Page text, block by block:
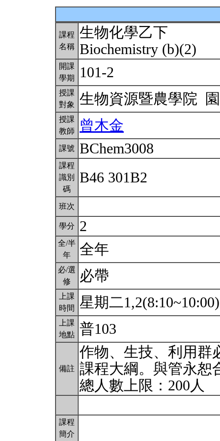
課程
名稱
生物化學乙下
Biochemistry (b)(2)
開課
學期
101-2
授課
對象
生物資源暨農學院
授課
教師
曾木金
課號 BChem3008
課程
識別
碼
B46 301B2
班次
學分 2
全/半
年
全年
必/選
修
必帶
上課
時間
星期二
上課
地點 普103
備註
作物、生技、利用群
課程大綱。與管永恕
總人數上限：200人
課程
簡介